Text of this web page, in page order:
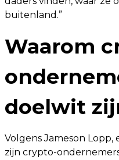
buitenland.”
Waarom
doelwit
Volgens Jameson
zijn crypto-